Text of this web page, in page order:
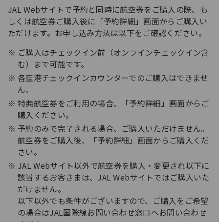
JAL Webサイトで予約と同時に航空券をご購入の際、も
しくは航空券ご購入後に「予約詳細」画面からご購入い
ただけます。お申し込み方法は以下をご確認ください。
ご購入はチェックイン前（オンラインチェックイン含
む）まで可能です。
各空港チェックインカウンターでのご購入はできませ
ん。
特典航空券をご利用の場合、「予約詳細」画面からご
購入ください。
予約のみで完了される場合、ご購入いただけません。
航空券をご購入後、「予約詳細」画面からご購入くだ
さい。
JAL Webサイト以外で航空券を購入・変更され以下に
該当するお客さまは、JAL Webサイトではご購入いた
だけません。
以下以外でも条件がございますので、ご購入をご希望
の場合はJAL国際線お問い合わせ窓口へお問い合わせ